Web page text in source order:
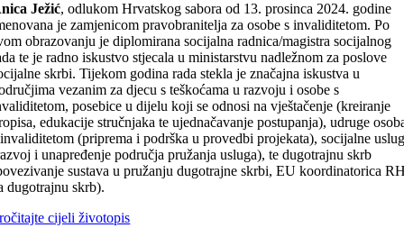
Ježić, odlukom Hrvatskog sabora od 13. prosinca 2024. godine
je zamjenicom pravobranitelja za osobe s invaliditetom. Po
obrazovanju je diplomirana socijalna radnica/magistra socijalnog
te je radno iskustvo stjecala u ministarstvu nadležnom za poslove
skrbi. Tijekom godina rada stekla je značajna iskustva u
vezanim za djecu s teškoćama u razvoju i osobe s
posebice u dijelu koji se odnosi na vještačenje (kreiranje
edukacije stručnjaka te ujednačavanje postupanja), udruge
(priprema i podrška u provedbi projekata), socijalne
i unapređenje područja pružanja usluga), te dugotrajnu skrb
sustava u pružanju dugotrajne skrbi, EU koordinatorica
dugotrajnu skrb).
cijeli životopis